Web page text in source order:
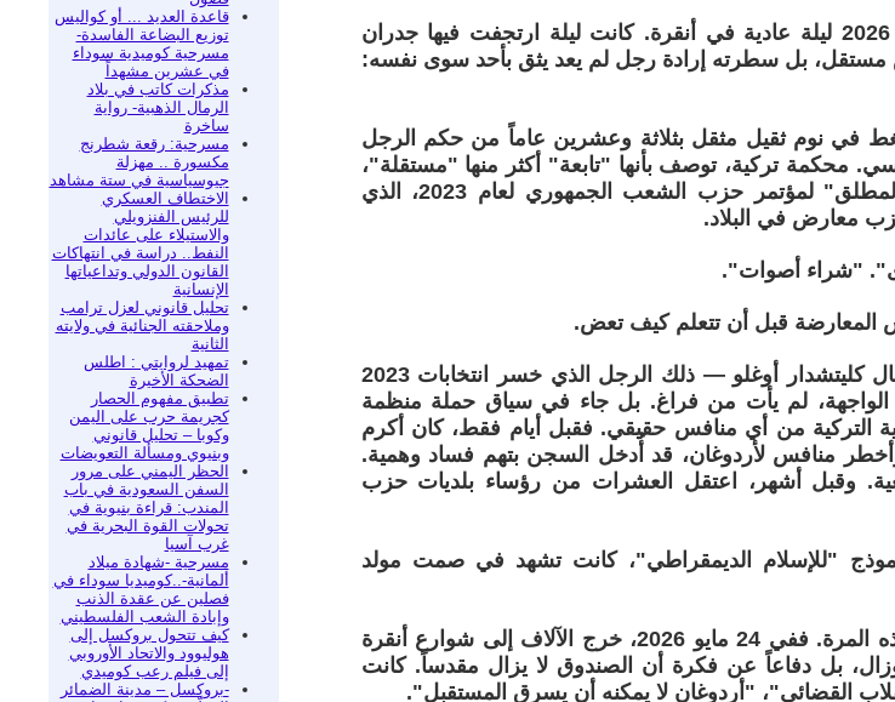
قاعدة العديد ... أو كواليس
توزيع البضاعة الفاسدة-
مسرحية كوميدية سوداء
في عشرين مشهداً
مذكرات كاتب في بلاد
الرمال الذهبية- رواية
ساخرة
مسرحية: رقعة شطرنج
مكسورة .. مهزلة
جيوسياسية في ستة مشاهد
الاختطاف العسكري
للرئيس الفنزويلي
والاستيلاء على عائدات
النفط.. دراسة في انتهاكات
القانون الدولي وتداعياتها
الإنسانية
تحليل قانوني لعزل ترامب
وملاحقته الجنائية في ولايته
الثانية
تمهيد لروايتي : اطلس
الضحكة الأخيرة
تطبيق مفهوم الحصار
كجريمة حرب على اليمن
وكوبا – تحليل قانوني
وبنيوي ومسألة التعويضات
الحظر اليمني على مرور
السفن السعودية في باب
المندب: قراءة بنيوية في
تحولات القوة البحرية في
غرب آسيا
مسرحية -شهادة ميلاد
ألمانية-..كوميديا سوداء في
فصلين عن عقدة الذنب
وإبادة الشعب الفلسطيني
كيف تتحول بروكسل إلى
هوليوود والاتحاد الأوروبي
إلى فيلم رعب كوميدي
-بروكسل – مدينة الضمائر
لم تكن الليلة التي أعقبت 21 مايو 2026 ليلة عادية في أنقرة. كانت ليلة ارتجفت فيها جدران
مستقل، بل سطرته إرادة رجل لم يعد يثق بأحد سوى نفسه:
تغط في نوم ثقيل مثقل بثلاثة وعشرين عاماً من حكم الرجل
محكمة تركية، توصف بأنها "تابعة" أكثر منها "مستقلة"،
أصدرت حكماً تاريخياً بـ "البطلان المطلق" لمؤتمر حزب الشعب الجمهوري لعام 2023، الذي
معارض في البلاد.
"شراء أصوات".
المعارضة قبل أن تتعلم كيف تعض.
اللافت أن هذا القرار، الذي أعاد كمال كليتشدار أوغلو — ذلك الرجل الذي خسر انتخابات 2023
الواجهة، لم يأت من فراغ. بل جاء في سياق حملة منظمة
التركية من أي منافس حقيقي. فقبل أيام فقط، كان أكرم
منافس لأردوغان، قد أُدخل السجن بتهم فساد وهمية.
وقبل أشهر، اعتقل العشرات من رؤساء بلديات حزب
كنموذج "للإسلام الديمقراطي"، كانت تشهد في صمت مولد
ولم يكن رد فعل المعارضة بطيئاً هذه المرة. ففي 24 مايو 2026، خرج الآلاف إلى شوارع أنقرة
بل دفاعاً عن فكرة أن الصندوق لا يزال مقدساً. كانت
القضائي"، "أردوغان لا يمكنه أن يسرق المستقبل".